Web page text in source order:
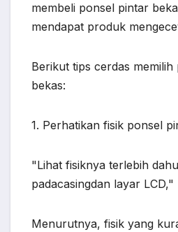
membeli ponsel pintar
mendapat produk
Berikut tips cerdas
bekas:
1. Perhatikan fisik ponsel
"Lihat fisiknya terlebih
padacasingdan layar LCD,"
Menurutnya, fisik yang